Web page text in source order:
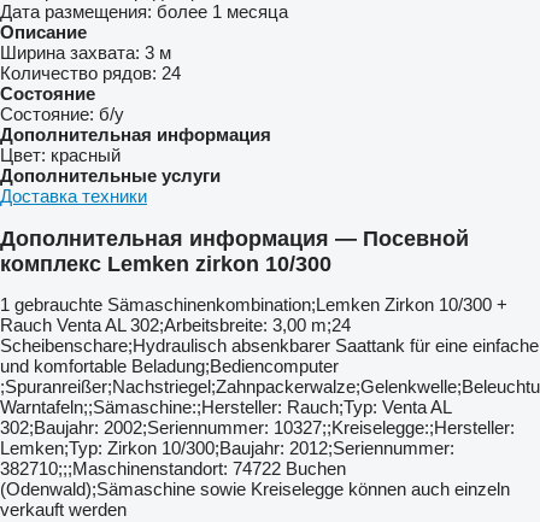
Дата размещения: более 1 месяца
Описание
Ширина захвата: 3 м
Количество рядов: 24
Состояние
Состояние: б/у
Дополнительная информация
Цвет: красный
Дополнительные услуги
Доставка техники
Дополнительная информация — Посевной
комплекс Lemken zirkon 10/300
1 ​​​​​​​​​‌‌​​​​‌​​​​​​​​​‌‌‌​‌​‌​​​​​​​​​‌‌‌​‌​​​​​​​​​​​‌‌​‌‌‌‌​​​​​​​​​‌‌​‌‌​​​​​​​​​​​‌‌​‌​​‌​​​​​​​​​‌‌​‌‌‌​​​​​​​​​​‌‌​​‌​‌gebrauchte Sämaschinenkombination;Lemken Zirkon 10/300 +
Rauch Venta AL 302;Arbeitsbreite: 3,00 m;24
Scheibenschare;Hydraulisch absenkbarer Saattank für eine einfache
und komfortable Beladung;Bediencomputer
Warntafeln;;Sämaschine:;Hersteller: Rauch;Typ: Venta AL
302;Baujahr: 2002;Seriennummer: 10327;;Kreiselegge:;Hersteller:
Lemken;Typ: Zirkon 10/300;Baujahr: 2012;Seriennummer:
382710;;;Maschinenstandort: 74722 Buchen
(Odenwald);Sämaschine sowie Kreiselegge können auch einzeln
verkauft werden